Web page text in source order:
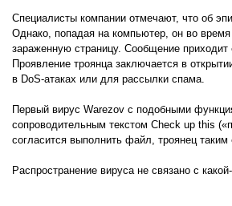
Специалисты компании отмечают, что об
Однако, попадая на компьютер, он во
зараженную страницу. Сообщение
Проявление троянца заключается в
в DoS-атаках или для рассылки спама.
Первый вирус Warezov с подобными
сопроводительным текстом Check up this
согласится выполнить файл, троянец
Распространение вируса не связано с